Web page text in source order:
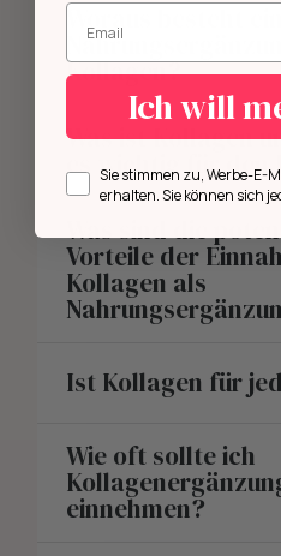
Woraus besteht ein
Kollagen?
Was ist Kollagen
es wichtig für den
Was sind die
Vorteile der
Kollagen als
Ist Kollagen für
Wie oft sollte ich
einnehmen?
Geben Sie Ihre E-Mail-Adresse
Ich will
Opt inSie stimmen zu, Werbe-E-
erhalten. Sie können sich